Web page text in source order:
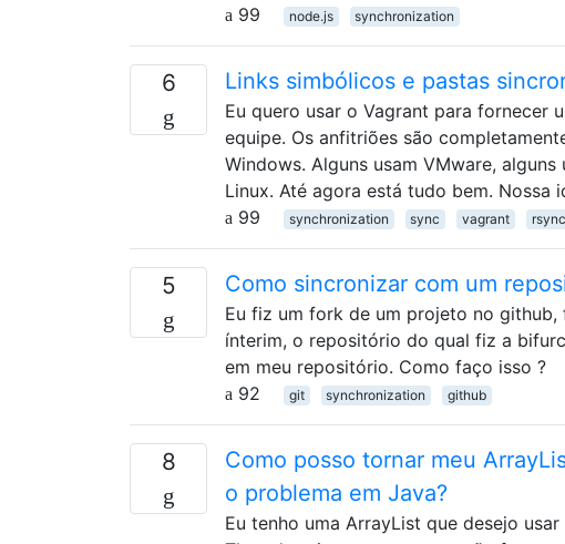
99
node.js synchronization
6 Links simbólicos e pastas
Eu quero usar o Vagrant para fornecer
equipe. Os anfitriões são
Windows. Alguns usam VMware,
Linux. Até agora está tudo bem. Nossa
99
synchronization sync vagrant rsync
5 Como sincronizar com um
Eu fiz um fork de um projeto no github,
ínterim, o repositório do qual fiz a
em meu repositório. Como faço isso ?
92
git synchronization github
8
Como posso tornar meu
o problema em Java?
Eu tenho uma ArrayList que desejo